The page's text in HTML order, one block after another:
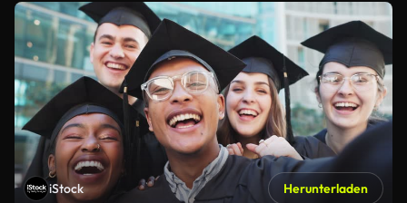
iStock Herunterladen